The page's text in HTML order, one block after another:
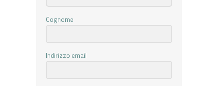
Cognome
Indirizzo email